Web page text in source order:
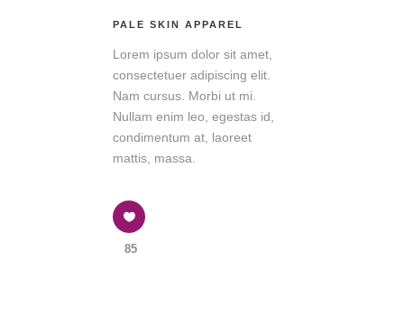
PALE SKIN APPAREL
Lorem ipsum dolor sit amet,
consectetuer adipiscing elit.
Nam cursus. Morbi ut mi.
Nullam enim leo, egestas id,
condimentum at, laoreet
mattis, massa.
85